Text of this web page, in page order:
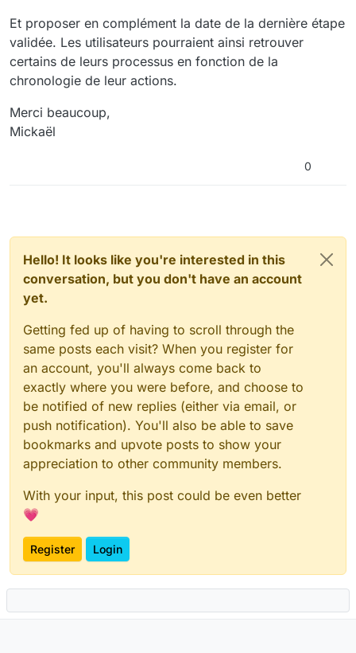
Et proposer en complément la date de la dernière étape
validée. Les utilisateurs pourraient ainsi retrouver
certains de leurs processus en fonction de la
chronologie de leur actions.
Merci beaucoup,
Mickaël
0
Hello! It looks like you're interested in this
conversation, but you don't have an account
yet.
Getting fed up of having to scroll through the
same posts each visit? When you register for
an account, you'll always come back to
exactly where you were before, and choose to
be notified of new replies (either via email, or
push notification). You'll also be able to save
bookmarks and upvote posts to show your
appreciation to other community members.
With your input, this post could be even better
💗
Register Login